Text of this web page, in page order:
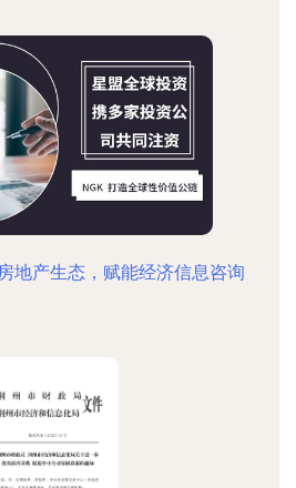
地产生态，赋能经济信息咨询